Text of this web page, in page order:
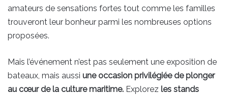
amateurs de sensations fortes tout comme les familles
trouveront leur bonheur parmi les nombreuses options
proposées.
Mais l’événement n’est pas seulement une exposition de
bateaux, mais aussi une occasion privilégiée de plonger
au cœur de la culture maritime. Explorez les stands